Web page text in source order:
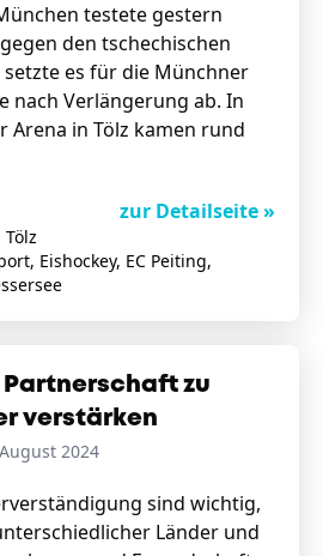
testete gestern
den tschechischen
setzte es für die Münchner
nach Verlängerung ab. In
Arena in Tölz kamen rund
zur Detailseite »
Tölz
Eishockey, EC Peiting,
Partnerschaft zu
verstärken
2024
sind wichtig,
Länder und